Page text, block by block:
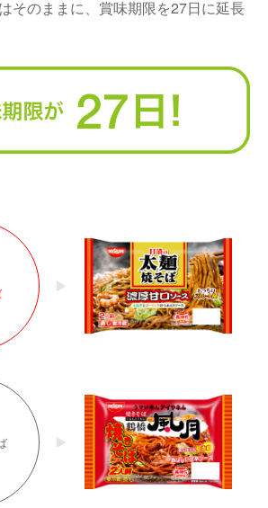
そのままに、賞味期限を27日に延長